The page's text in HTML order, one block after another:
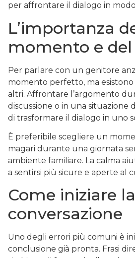
per affrontare il dialogo in
L’importanza
momento e
Per parlare con un genitore
momento perfetto, ma
altri. Affrontare l’argomento
discussione o in una situazione
di trasformare il dialogo in uno
È preferibile scegliere un
magari durante una giornata
ambiente familiare. La calma
a sentirsi più sicure e aperte al
Come iniziare la
conversazione
Uno degli errori più comuni è
conclusione già pronta. Frasi